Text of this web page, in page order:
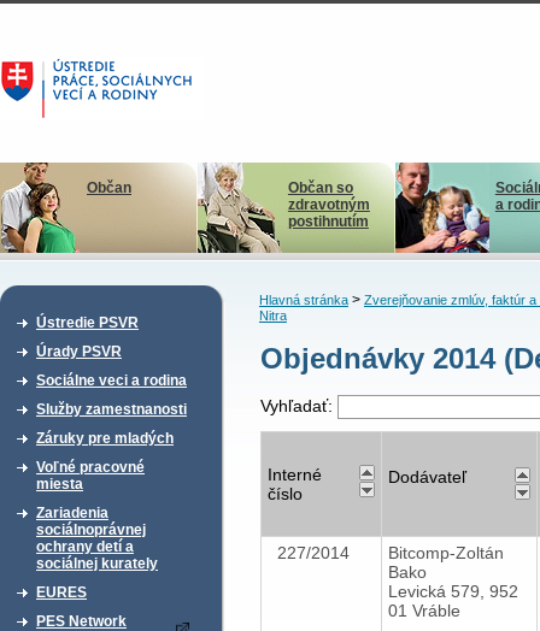
Občan
Občan so
zdravotným
postihnutím
a
Ústredie PSVR
Úrady PSVR
Sociálne veci a rodina
Služby zamestnanosti
Záruky pre mladých
Voľné pracovné
miesta
Zariadenia
sociálnoprávnej
ochrany detí a
sociálnej kurately
EURES
PES Network
Hlavná stránka> Zverejňovanie zmlúv, faktúr a
Nitra
Objednávky 2014
Vyhľadať:
Interné
číslo
Dodávateľ
227/2014
Bitcomp-Zoltán
Bako
Levická 579, 952
01 Vráble